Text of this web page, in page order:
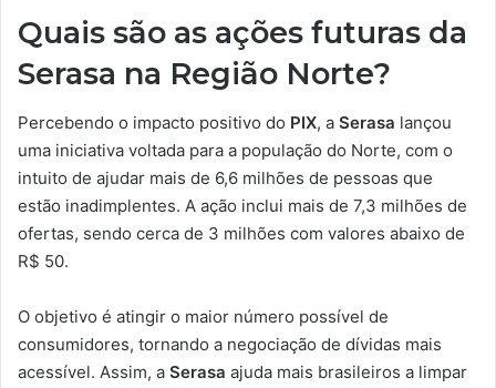
Quais são as ações futuras da
Serasa na Região Norte?
Percebendo o impacto positivo do PIX, a Serasa lançou
uma iniciativa voltada para a população do Norte, com o
intuito de ajudar mais de 6,6 milhões de pessoas que
estão inadimplentes. A ação inclui mais de 7,3 milhões de
ofertas, sendo cerca de 3 milhões com valores abaixo de
R$ 50.
O objetivo é atingir o maior número possível de
consumidores, tornando a negociação de dívidas mais
acessível. Assim, a Serasa ajuda mais brasileiros a limpar